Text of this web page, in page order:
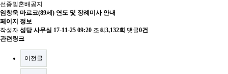
선종및혼배공지
임창욱 마르코(89세) 연도 및 장례미사 안내
페이지 정보
작성자 성당 사무실 17-11-25 09:20 조회 3,132회 댓글0건
관련링크
이전글